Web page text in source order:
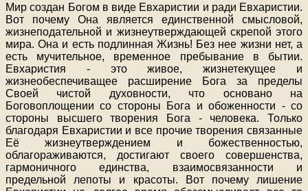
Мир создан Богом в виде Евхаристии и ради Евхаристии.
Вот почему Она является единственной смысловой,
жизнеподательной и жизнеутверждающей скрепой этого
мира. Она и есть подлинная Жизнь! Без нее жизни нет, а
есть мучительное, временное пребывание в бытии.
Евхаристия - это живое, жизнетекущее и
жизнеобеспечиващее расширение Бога за пределы
Своей чистой духовности, что основано на
Боговоплощении со стороны Бога и обоженности - со
стороны высшего творения Бога - человека. Только
благодаря Евхаристии и все прочие творения связанные
Её жизнеутверждением и божественностью,
облагораживаются, достигают своего совершенства,
гармоничного единства, взаимосвязанности и
предельной лепоты и красоты. Вот почему лишение